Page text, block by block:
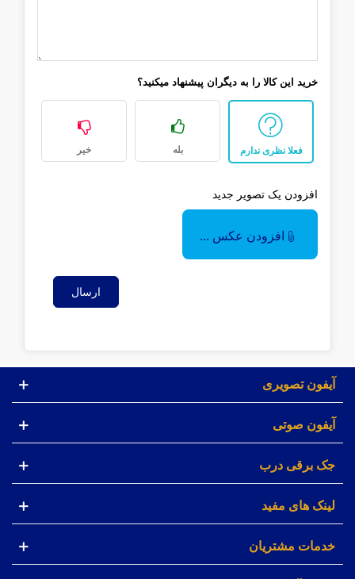
خرید این کالا را به دیگران پیشنهاد میکنید؟
فعلا نظری ندارم بله خیر
افزودن یک تصویر جدید
افزودن عکس ...
ارسال
آیفون تصویری
آیفون صوتی
جک برقی درب
لینک های مفید
خدمات مشتریان